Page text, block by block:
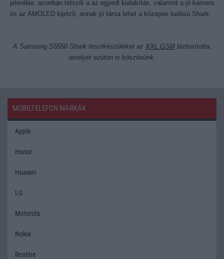
jelenléte, azonban tetszik a az egyedi kialakítás, valamint a jó kamera
és az AMOLED kijelző, annak jó társa lehet a közepes tudású Shark.
A Samsung S5550 Shark tesztkészüléket az XXL GSMbiztosította,
amelyet ezúton is köszönünk.
MOBILTELEFON MÁRKÁK
Apple
Honor
Huawei
LG
Motorola
Nokia
Realme